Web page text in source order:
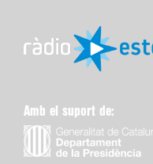
Amb el suport de: